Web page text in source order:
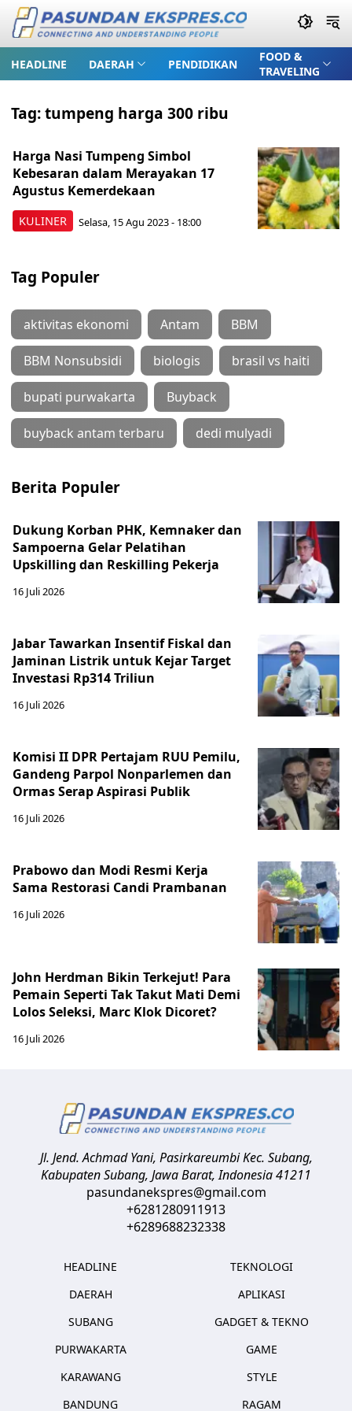
HEADLINE DAERAH PENDIDIKAN
FOOD &
TRAVELING
Tag:tumpeng harga 300 ribu
KULINER
Harga Nasi Tumpeng Simbol
Kebesaran dalam Merayakan 17
Agustus Kemerdekaan
Selasa, 15 Agu 2023 - 18:00
Tag Populer
aktivitas ekonomi Antam BBM
BBM Nonsubsidi biologis brasil vs haiti
bupati purwakarta Buyback
buyback antam terbaru dedi mulyadi
Berita Populer
Dukung Korban PHK, Kemnaker dan
Sampoerna Gelar Pelatihan
Upskilling dan Reskilling Pekerja
16 Juli 2026
Jabar Tawarkan Insentif Fiskal dan
Jaminan Listrik untuk Kejar Target
Investasi Rp314 Triliun
16 Juli 2026
Komisi II DPR Pertajam RUU Pemilu,
Gandeng Parpol Nonparlemen dan
Ormas Serap Aspirasi Publik
16 Juli 2026
Prabowo dan Modi Resmi Kerja
Sama Restorasi Candi Prambanan
16 Juli 2026
John Herdman Bikin Terkejut! Para
Pemain Seperti Tak Takut Mati Demi
Lolos Seleksi, Marc Klok Dicoret?
16 Juli 2026
Jl. Jend. Achmad Yani, Pasirkareumbi Kec. Subang,
Kabupaten Subang, Jawa Barat,Indonesia41211
pasundanekspres@gmail.com
+6281280911913
+6289688232338
HEADLINE
DAERAH
SUBANG
PURWAKARTA
KARAWANG
BANDUNG
TEKNOLOGI
APLIKASI
GADGET & TEKNO
GAME
STYLE
RAGAM